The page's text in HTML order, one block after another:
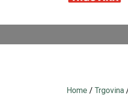
Home /Trgovina